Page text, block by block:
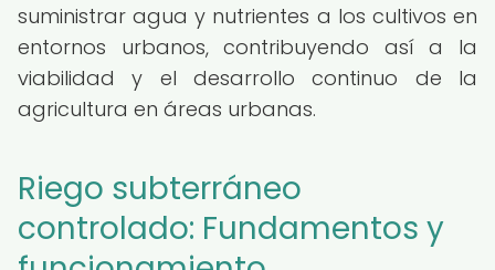
suministrar agua y nutrientes a los cultivos en
entornos urbanos, contribuyendo así a la
viabilidad y el desarrollo continuo de la
agricultura en áreas urbanas.
Riego subterráneo
controlado: Fundamentos y